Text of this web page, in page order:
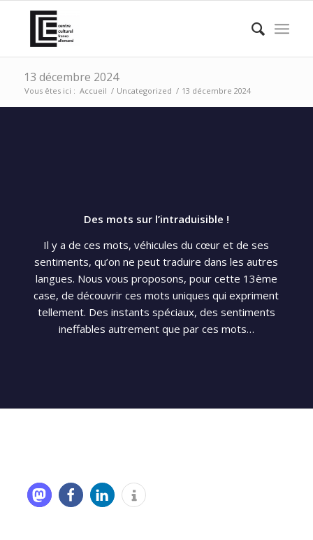
13 décembre 2024
Vous êtes ici : Accueil / Uncategorized / 13 décembre 2024
Des mots sur l’intraduisible !
Il y a de ces mots, véhicules du cœur et de ses
sentiments, qu’on ne peut traduire dans les autres
langues. Nous vous proposons, pour cette 13ème
case, de découvrir ces mots uniques qui expriment
tellement. Des instants spéciaux, des sentiments
ineffables autrement que par ces mots…